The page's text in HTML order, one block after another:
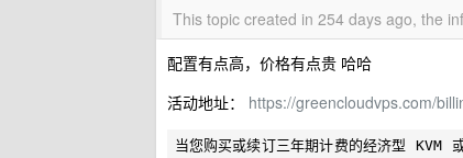
This topic created in 254 days ago, the
配置有点高，价格有点贵 哈哈
活动地址： https://greencloudvps.com/
当您购买或续订三年期计费的经济型 KVM